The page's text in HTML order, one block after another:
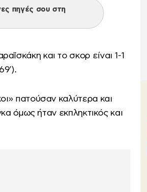
πηγές σου στη
και το σκορ είναι 1-1
πατούσαν καλύτερα και
όμως ήταν εκπληκτικός και